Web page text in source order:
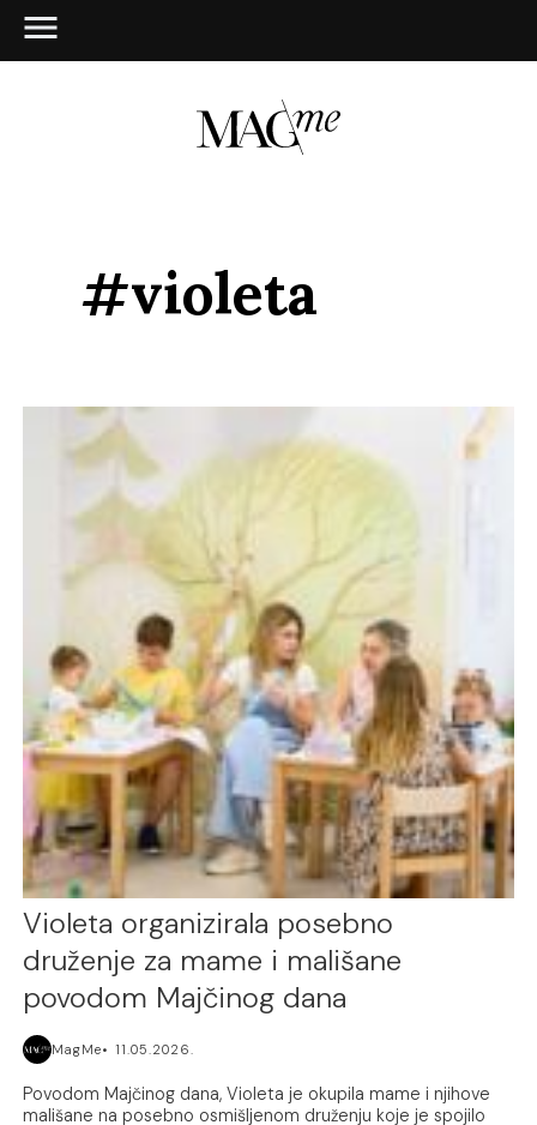
#violeta
Violeta organizirala posebno
druženje za mame i mališane
povodom Majčinog dana
MagMe 11.05.2026.
Povodom Majčinog dana, Violeta je okupila mame i njihove
mališane na posebno osmišljenom druženju koje je spojilo